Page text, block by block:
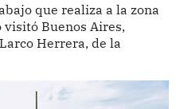
que realiza a la zona
Buenos Aires,
Herrera, de la